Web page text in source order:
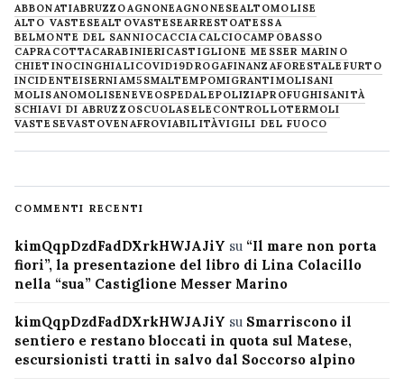
ABBONATIABRUZZOAGNONEAGNONESEALTOMOLISE
ALTO VASTESEALTOVASTESEARRESTOATESSA
BELMONTE DEL SANNIOCACCIA CALCIOCAMPOBASSO
CAPRACOTTACARABINIERICASTIGLIONE MESSER MARINO
CHIETINOCINGHIALICOVID19DROGAFINANZAFORESTALE FURTO
INCIDENTEISERNIAM5SMALTEMPOMIGRANTIMOLISANI
MOLISANOMOLISENEVE OSPEDALEPOLIZIAPROFUGHISANITÀ
SCHIAVI DI ABRUZZOSCUOLASELECONTROLLOTERMOLI
VASTESEVASTOVENAFROVIABILITÀVIGILI DEL FUOCO
COMMENTI RECENTI
kimQqpDzdFadDXrkHWJAJiY su “Il mare non porta
fiori”, la presentazione del libro di Lina Colacillo
nella “sua” Castiglione Messer Marino
kimQqpDzdFadDXrkHWJAJiY su Smarriscono il
sentiero e restano bloccati in quota sul Matese,
escursionisti tratti in salvo dal Soccorso alpino